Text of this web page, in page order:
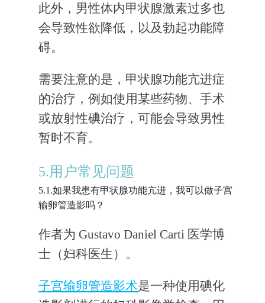
此外，男性体内甲状腺激素过多也
会导致性欲降低，以及勃起功能障
碍。
需要注意的是，甲状腺功能亢进症
的治疗，例如使用某些药物、手术
或放射性碘治疗，可能会导致男性
暂时不育。
5.用户常见问题
5.1.如果我患有甲状腺功能亢进，我可以做子宫
输卵管造影吗？
作者为 Gustavo Daniel Carti 医学博
士（妇科医生）。
子宫输卵管造影术是一种使用碘化